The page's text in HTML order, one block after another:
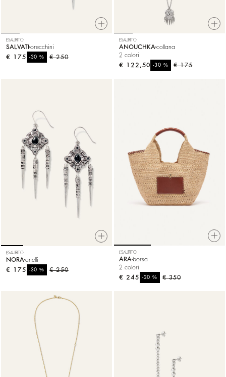
ESAURITO
SALVATI orecchini
€ 250
-30%
€ 175
ESAURITO
ANOUCHKA collana
2 colori
€ 175
-30%
€ 122,50
ESAURITO
NORA anelli
€ 250
-30%
€ 175
ESAURITO
ARA borsa
2 colori
€ 350
-30%
€ 245